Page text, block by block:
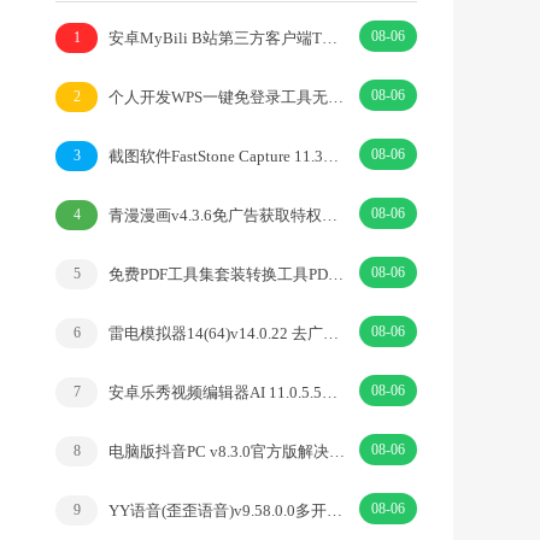
1 安卓MyBili B站第三方客户端TV版v1.6.9 08-06
2 个人开发WPS一键免登录工具无需登录账号 08-06
3 截图软件FastStone Capture 11.3中文绿色版 08-06
4 青漫漫画v4.3.6免广告获取特权重制修复版 08-06
5 免费PDF工具集套装转换工具PDFgear v2.1.18 08-06
6 雷电模拟器14(64)v14.0.22 去广告绿色纯净版 08-06
7 安卓乐秀视频编辑器AI 11.0.5.5去广告解锁VIP版 08-06
8 电脑版抖音PC v8.3.0官方版解决网页切换烦恼 08-06
9 YY语音(歪歪语音)v9.58.0.0多开去广告绿色版 08-06